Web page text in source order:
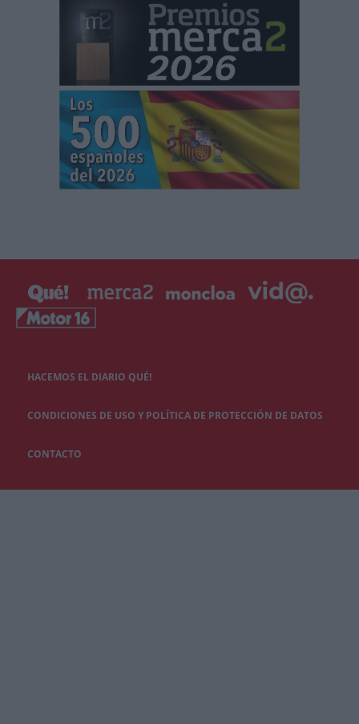
HACEMOS EL DIARIO QUÉ!
CONDICIONES DE USO Y POLÍTICA DE PROTECCIÓN DE DATOS
CONTACTO